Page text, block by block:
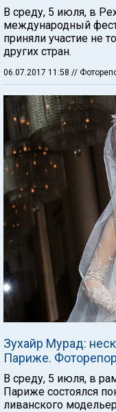
В среду, 5 июля, в
международный
приняли участие не
других стран.
06.07.2017 11:58 //
Зухайр Мурад:
Париже.
В среду, 5 июля, в
Париже состоялся
ливанского